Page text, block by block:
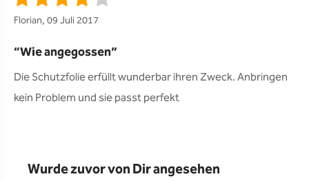
Florian, 09 Juli 2017
Wie angegossen
Die Schutzfolie erfüllt wunderbar ihren Zweck. Anbringen
kein Problem und sie passt perfekt
Wurde zuvor von Dir angesehen